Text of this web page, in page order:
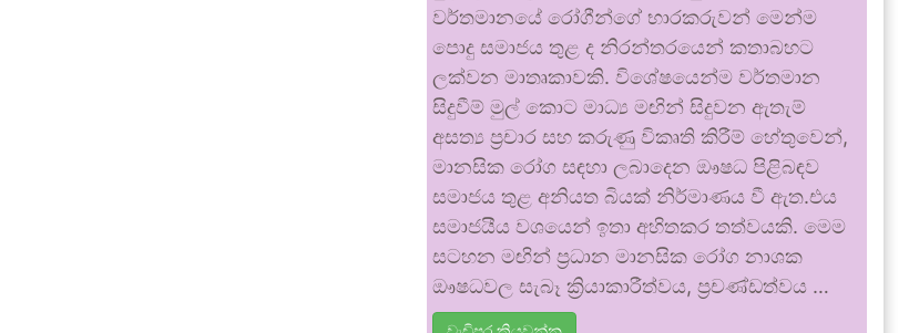
වර්තමානයේ රෝගීන්ගේ භාරකරුවන් මෙන්ම
පොදු සමාජය තුළ ද නිරන්තරයෙන් කතාබහට
ලක්වන මාතෘකාවකි. විශේෂයෙන්ම වර්තමාන
සිදුවීම් මුල් කොට මාධ්‍ය මඟින් සිදුවන ඇතැම්
අසත්‍ය ප්‍රචාර සහ කරුණු විකෘති කිරීම් හේතුවෙන්,
මානසික රෝග සඳහා ලබාදෙන ඖෂධ පිළිබඳව
සමාජය තුළ අනියත බියක් නිර්මාණය වී ඇත.එය
සමාජයීය වශයෙන් ඉතා අහිතකර තත්වයකි. මෙම
සටහන මඟින් ප්‍රධාන මානසික රෝග නාශක
ඖෂධවල සැබෑ ක්‍රියාකාරීත්වය, ප්‍රචණ්ඩත්වය …